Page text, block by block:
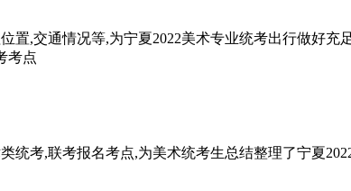
,交通情况等,为宁夏2022美术专业统考出行做好充
统考,联考报名考点,为美术统考生总结整理了宁夏